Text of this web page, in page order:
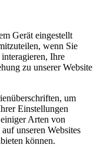
Gerät eingestellt
wenn Sie
Ihre
zu unserer Website
um
Einstellungen
Arten von
unseren Websites
können.